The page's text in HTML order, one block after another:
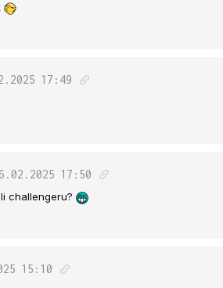
17:49
17:50
challengeru?
15:10